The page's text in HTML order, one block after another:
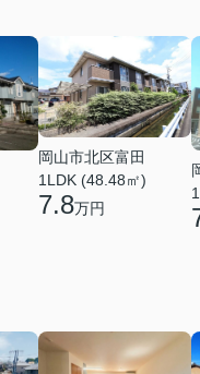
岡山市北区富田
1LDK (48.48㎡)
7.8万円